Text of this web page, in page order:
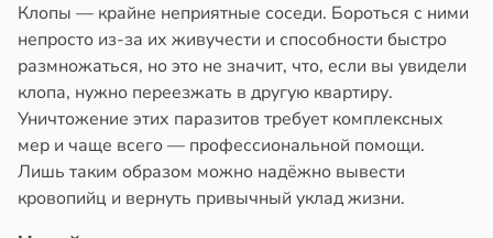
Клопы — крайне неприятные соседи. Бороться с ними
непросто из-за их живучести и способности быстро
размножаться, но это не значит, что, если вы увидели
клопа, нужно переезжать в другую квартиру.
Уничтожение этих паразитов требует комплексных
мер и чаще всего — профессиональной помощи.
Лишь таким образом можно надёжно вывести
кровопийц и вернуть привычный уклад жизни.